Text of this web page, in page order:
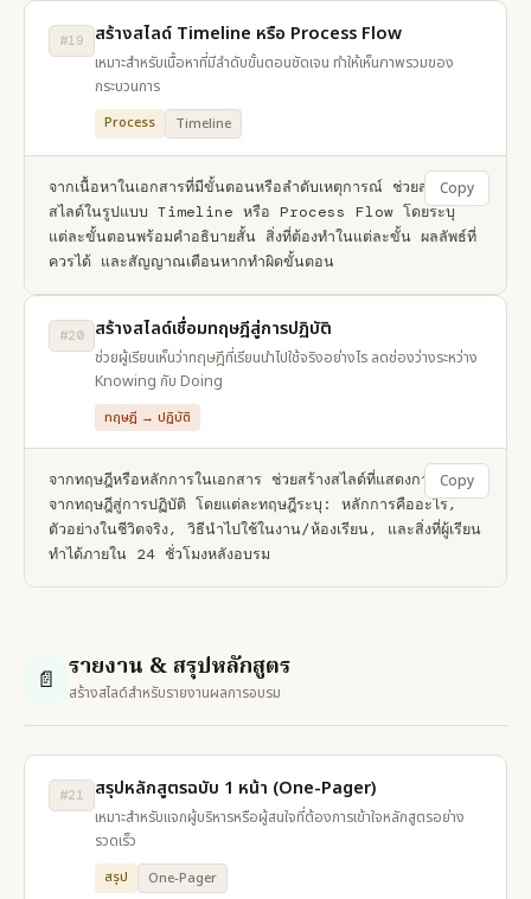
#19 สร้างสไลด์ Timeline หรือ Process Flow
เหมาะสำหรับเนื้อหาที่มีลำดับขั้นตอนชัดเจน ทำให้เห็นภาพรวมของ
กระบวนการ
Process Timeline
จากเนื้อหาในเอกสารที่มีขั้นตอนหรือลำดับเหตุการณ์ ช่วยสร้าง
สไลด์ในรูปแบบ Timeline หรือ Process Flow โดยระบุ
แต่ละขั้นตอนพร้อมคำอธิบายสั้น สิ่งที่ต้องทำในแต่ละขั้น ผลลัพธ์ที่
ควรได้ และสัญญาณเตือนหากทำผิดขั้นตอน
Copy
#20 สร้างสไลด์เชื่อมทฤษฎีสู่การปฏิบัติ
ช่วยผู้เรียนเห็นว่าทฤษฎีที่เรียนนำไปใช้จริงอย่างไร ลดช่องว่างระหว่าง
Knowing กับ Doing
ทฤษฎี → ปฏิบัติ
จากทฤษฎีหรือหลักการในเอกสาร ช่วยสร้างสไลด์ที่แสดงการเชื่อม
จากทฤษฎีสู่การปฏิบัติ โดยแต่ละทฤษฎีระบุ: หลักการคืออะไร,
ตัวอย่างในชีวิตจริง, วิธีนำไปใช้ในงาน/ห้องเรียน, และสิ่งที่ผู้เรียน
ทำได้ภายใน 24 ชั่วโมงหลังอบรม
Copy
📄 รายงาน & สรุปหลักสูตร
สร้างสไลด์สำหรับรายงานผลการอบรม
#21 สรุปหลักสูตรฉบับ 1 หน้า (One-Pager)
เหมาะสำหรับแจกผู้บริหารหรือผู้สนใจที่ต้องการเข้าใจหลักสูตรอย่าง
รวดเร็ว
สรุป One-Pager